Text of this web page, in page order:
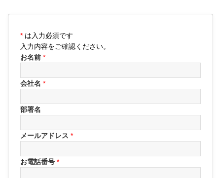
* は入力必須です
入力内容をご確認ください。
お名前 *
会社名 *
部署名
メールアドレス *
お電話番号 *